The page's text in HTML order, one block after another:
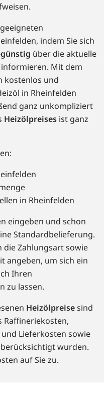
indem Sie sich
über die aktuelle
informieren. Mit dem
kostenlos und
in Rheinfelden
ganz unkompliziert
Heizölpreises ist ganz
in Rheinfelden
eingeben und schon
Standardbelieferung.
die Zahlungsart sowie
angeben, um sich ein
Ihren
zu lassen.
Heizölpreisesind
Raffineriekosten,
Lieferkosten sowie
wurden.
auf Sie zu.